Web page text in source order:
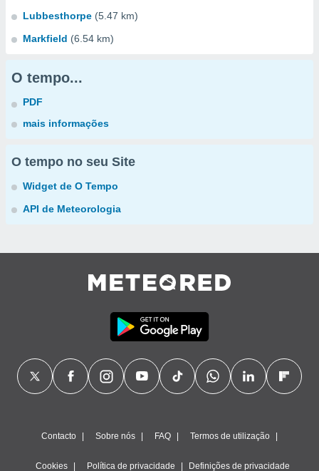
Lubbesthorpe (5.47 km)
Markfield (6.54 km)
O tempo...
PDF
mais informações
O tempo no seu Site
Widget de O Tempo
API de Meteorologia
Contacto Sobre nós FAQ Termos de utilização
Cookies Política de privacidade Definições de privacidade